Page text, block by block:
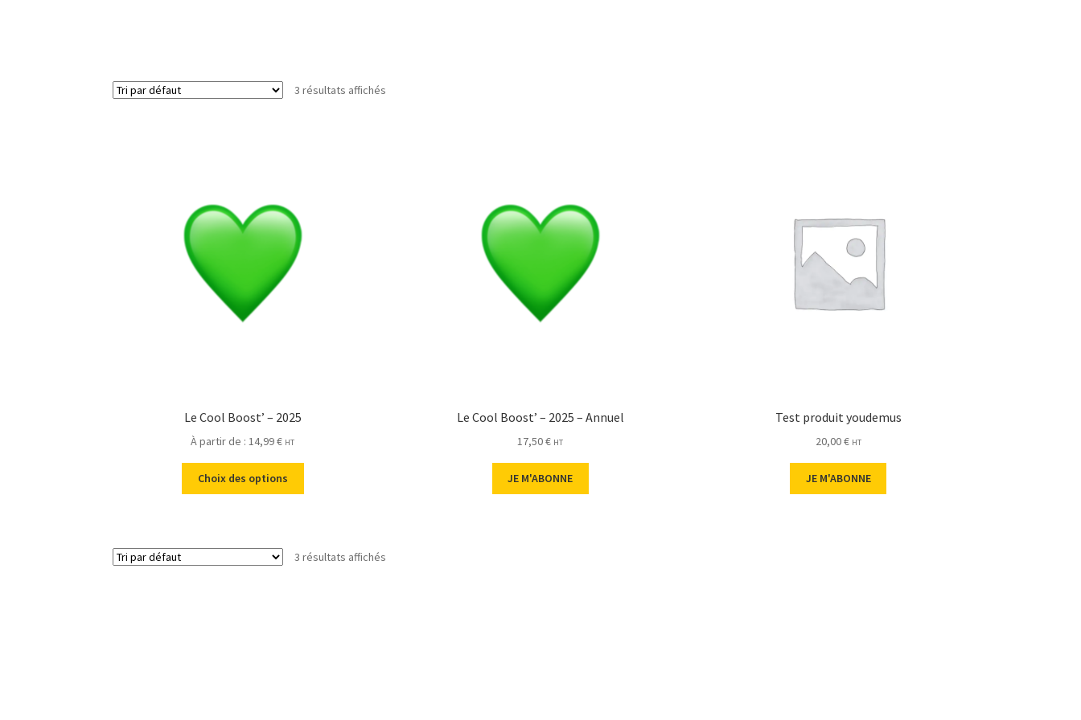
3 résultats affichés
Le Cool Boost’ – 2025
À partir de :14,99€ HT
Choix des options
Le Cool Boost’ – 2025 – Annuel
17,50€ HT
JE M'ABONNE
Test produit youdemus
20,00€ HT
JE M'ABONNE
3 résultats affichés